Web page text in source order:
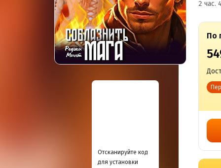
Отсканируйте код
для установки
2 час.
По